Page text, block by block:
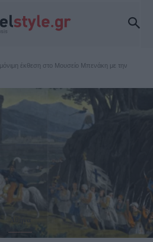
έκθεση στο Μουσείο Μπενάκη με την